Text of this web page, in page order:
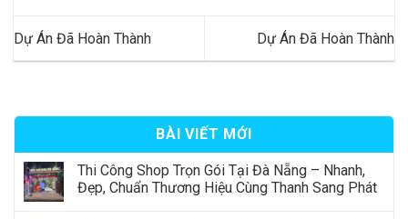
Dự Án Đã Hoàn Thành Dự Án Đã Hoàn Thành
BÀI VIẾT MỚI
Thi Công Shop Trọn Gói Tại Đà Nẵng – Nhanh,
Đẹp, Chuẩn Thương Hiệu Cùng Thanh Sang Phát